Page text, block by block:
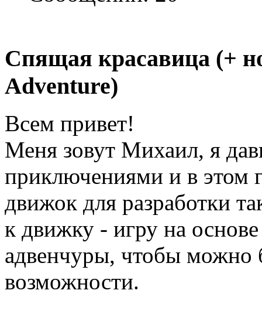
Спящая красавица (+
Adventure)
Всем привет!
Меня зовут Михаил, я
приключениями и в этом
движок для разработки
к движку - игру на
адвенчуры, чтобы можно
возможности.